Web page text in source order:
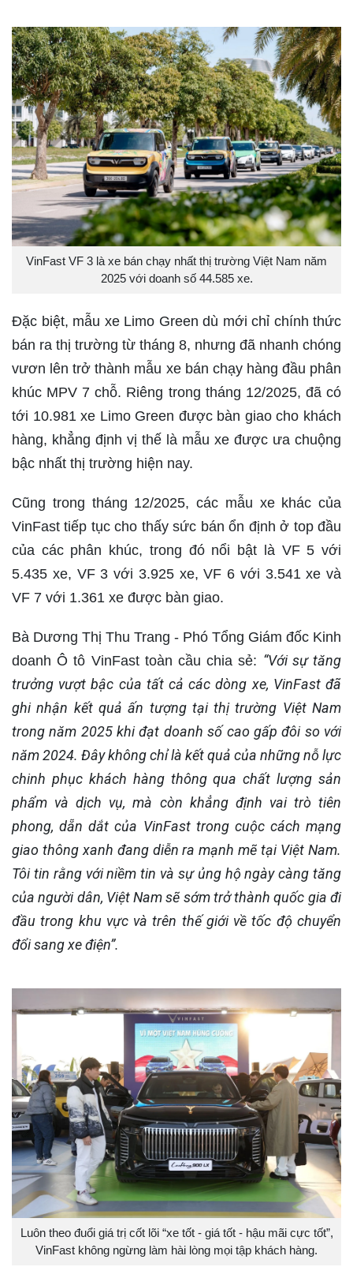
VinFast VF 3 là xe bán chạy nhất thị trường Việt Nam năm
2025 với doanh số 44.585 xe.
Đặc biệt, mẫu xe Limo Green dù mới chỉ chính thức
bán ra thị trường từ tháng 8, nhưng đã nhanh chóng
vươn lên trở thành mẫu xe bán chạy hàng đầu phân
khúc MPV 7 chỗ. Riêng trong tháng 12/2025, đã có
tới 10.981 xe Limo Green được bàn giao cho khách
hàng, khẳng định vị thế là mẫu xe được ưa chuộng
bậc nhất thị trường hiện nay.
Cũng trong tháng 12/2025, các mẫu xe khác của
VinFast tiếp tục cho thấy sức bán ổn định ở top đầu
của các phân khúc, trong đó nổi bật là VF 5 với
5.435 xe, VF 3 với 3.925 xe, VF 6 với 3.541 xe và
VF 7 với 1.361 xe được bàn giao.
Bà Dương Thị Thu Trang - Phó Tổng Giám đốc Kinh
doanh Ô tô VinFast toàn cầu chia sẻ: “Với sự tăng
trưởng vượt bậc của tất cả các dòng xe, VinFast đã
ghi nhận kết quả ấn tượng tại thị trường Việt Nam
trong năm 2025 khi đạt doanh số cao gấp đôi so với
năm 2024. Đây không chỉ là kết quả của những nỗ lực
chinh phục khách hàng thông qua chất lượng sản
phẩm và dịch vụ, mà còn khẳng định vai trò tiên
phong, dẵn dắt của VinFast trong cuộc cách mạng
giao thông xanh đang diễn ra mạnh mẽ tại Việt Nam.
Tôi tin rằng với niềm tin và sự ủng hộ ngày càng tăng
của người dân, Việt Nam sẽ sớm trở thành quốc gia đi
đầu trong khu vực và trên thế giới về tốc độ chuyển
đổi sang xe điện”.
Luôn theo đuổi giá trị cốt lõi “xe tốt - giá tốt - hậu mãi cực tốt”,
VinFast không ngừng làm hài lòng mọi tập khách hàng.